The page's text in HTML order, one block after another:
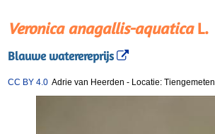
Veronica anagallis-aquaticaL.
Blauwe waterereprijs
CC BY 4.0 Adrie van Heerden - Locatie: Tiengemeten